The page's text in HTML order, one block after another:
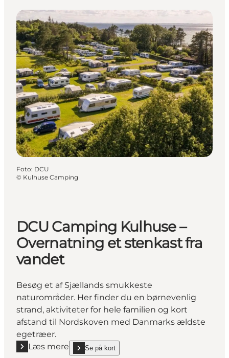
Foto: DCU
© Kulhuse Camping
DCU Camping Kulhuse –
Overnatning et stenkast fra
vandet
Besøg et af Sjællands smukkeste
naturområder. Her finder du en børnevenlig
strand, aktiviteter for hele familien og kort
afstand til Nordskoven med Danmarks ældste
egetræer.
Læs mere
Læs mere "DCU Camping Kulhuse – Overnatning
Se på kort
show DCU Camping Kulhuse – Overnatning et